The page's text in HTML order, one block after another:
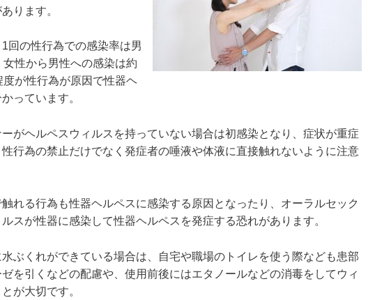
ります。
回の性行為での感染率は男
性から男性への感染は約
が性行為が原因で性器ヘ
っています。
がヘルペスウィルスを持っていない場合は初感染となり、症状が重症
行為の禁止だけでなく発症者の唾液や体液に直接触れないように注意
れる行為も性器ヘルペスに感染する原因となったり、オーラルセック
スが性器に感染して性器ヘルペスを発症する恐れがあります。
ぶくれができている場合は、自宅や職場のトイレを使う際なども患部
を引くなどの配慮や、使用前後にはエタノールなどの消毒をしてウィ
が大切です。